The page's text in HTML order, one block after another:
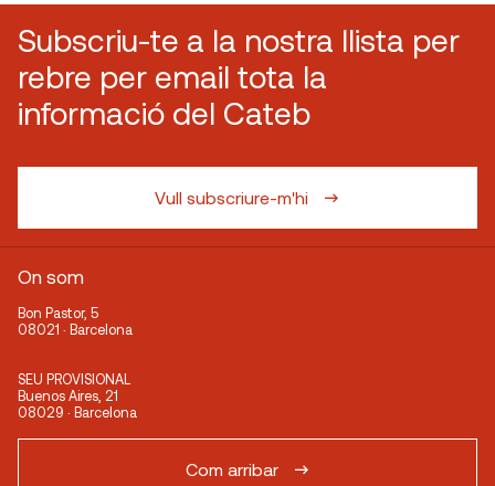
Subscriu-te a la nostra llista per
rebre per email tota la
informació del Cateb
Vull subscriure-m'hi
On som
Bon Pastor, 5
08021 · Barcelona
SEU PROVISIONAL
Buenos Aires, 21
08029 · Barcelona
Com arribar